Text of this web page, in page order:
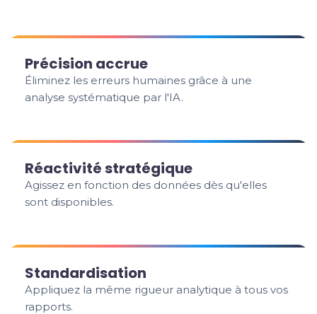
Précision accrue
Éliminez les erreurs humaines grâce à une
analyse systématique par l'IA.
Réactivité stratégique
Agissez en fonction des données dès qu'elles
sont disponibles.
Standardisation
Appliquez la même rigueur analytique à tous vos
rapports.